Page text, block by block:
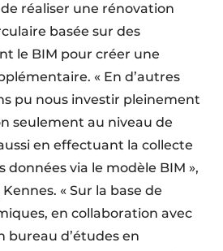
réaliser une rénovation
basée sur des
le BIM pour créer une
« En d’autres
pu nous investir pleinement
seulement au niveau de
en effectuant la collecte
données via le modèle BIM »,
« Sur la base de
en collaboration avec
bureau d’études en